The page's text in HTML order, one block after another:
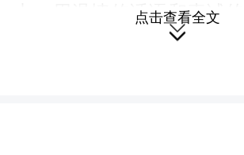
力，用温情的话语和真诚
学生的紧张情绪，疏导心理
点击查看全文
